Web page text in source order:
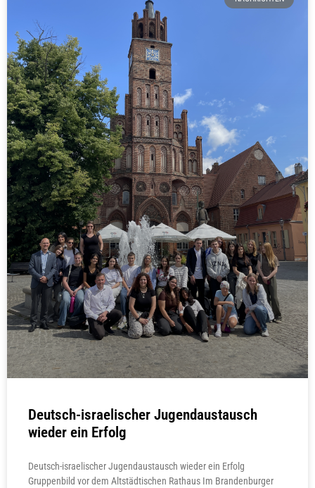
Deutsch-israelischer Jugendaustausch
wieder ein Erfolg
Deutsch-israelischer Jugendaustausch wieder ein Erfolg
Gruppenbild vor dem Altstädtischen Rathaus Im Brandenburger